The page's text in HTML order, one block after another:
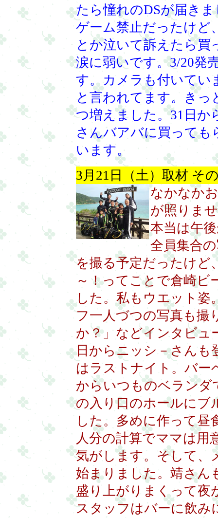
たら憧れのDSが届き
ゲーム禁止だったけど
とか泣いて訴えたら
涙に弱いです。3/20発
す。カメラも付いてい
と言われてます。きっ
つ増えました。31日か
さんバアバに買って
います。
3月21日（土）取材 そ
なかなか
が照りま
本当は午
全員集合
を撮る予定だったけど
～！ってことで倉崎ビ
した。私もウエット姿
フ一人づつの写真も撮
か？」などインタビュ
日からニッシ－さんも
はラストナイト。バー
からいつものベランダ
の入り口のホールにブ
した。多めに作って昼
人分の計算でママは用
気がします。そして、
始まりました。靖さん
盛り上がりまくって夜
スタッフはバーに飲み